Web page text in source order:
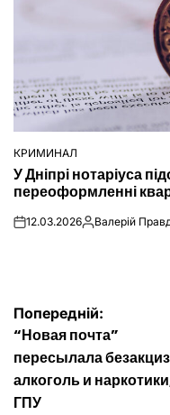
ОПУБЛІКУВАТИ
У
КРИМИНАЛ
У Дніпрі нотаріуса
переоформленні
on12.03.2026Опубліковано
Валерій
Навігація
записів
Попередній:
“Новая почта”
пересылала
алкоголь и
ГПУ